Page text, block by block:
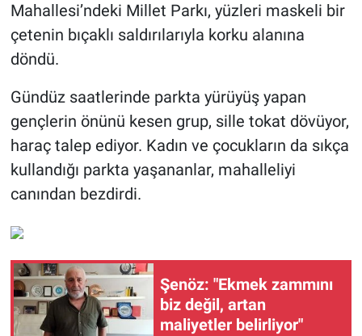
Mahallesi’ndeki Millet Parkı, yüzleri maskeli bir
çetenin bıçaklı saldırılarıyla korku alanına
döndü.
Gündüz saatlerinde parkta yürüyüş yapan
gençlerin önünü kesen grup, sille tokat dövüyor,
haraç talep ediyor. Kadın ve çocukların da sıkça
kullandığı parkta yaşananlar, mahalleliyi
canından bezdirdi.
Şenöz: "Ekmek zammını
biz değil, artan
maliyetler belirliyor"